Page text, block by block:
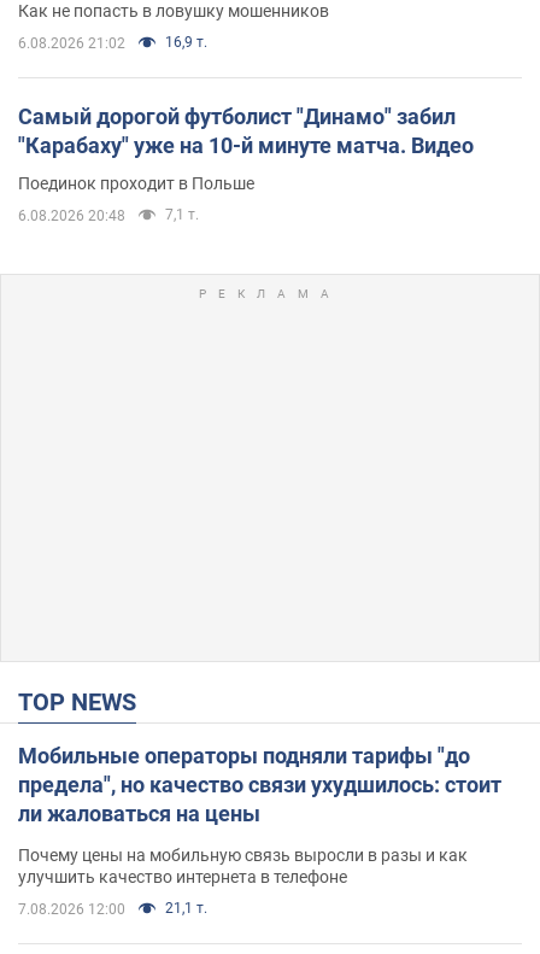
Как не попасть в ловушку мошенников
6.08.2026 21:02 16,9 т.
Самый дорогой футболист "Динамо" забил
"Карабаху" уже на 10-й минуте матча. Видео
Поединок проходит в Польше
6.08.2026 20:48 7,1 т.
TOP NEWS
Мобильные операторы подняли тарифы "до
предела", но качество связи ухудшилось: стоит
ли жаловаться на цены
Почему цены на мобильную связь выросли в разы и как
улучшить качество интернета в телефоне
7.08.2026 12:00 21,1 т.